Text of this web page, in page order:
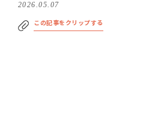
2026.05.07
この記事をクリップする